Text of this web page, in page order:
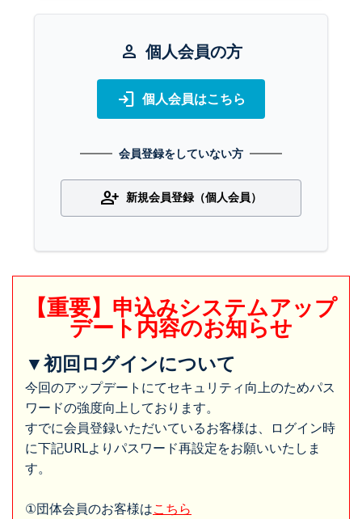
person 個人会員の方
login 個人会員はこちら
会員登録をしていない方
person_add 新規会員登録（個人会員）
【重要】申込みシステムアップ
デート内容のお知らせ
▼初回ログインについて
今回のアップデートにてセキュリティ向上のためパス
ワードの強度向上しております。
すでに会員登録いただいているお客様は、ログイン時
に下記URLよりパスワード再設定をお願いいたしま
す。
①団体会員のお客様はこちら